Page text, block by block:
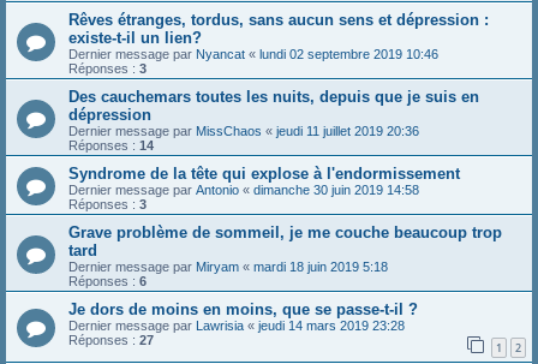
Rêves étranges, tordus, sans aucun sens et dépression :
existe-t-il un lien?
Dernier message par Nyancat « lundi 02 septembre 2019 10:46
Réponses : 3
Des cauchemars toutes les nuits, depuis que je suis en
dépression
Dernier message par MissChaos « jeudi 11 juillet 2019 20:36
Réponses : 14
Syndrome de la tête qui explose à l'endormissement
Dernier message par Antonio « dimanche 30 juin 2019 14:58
Réponses : 3
Grave problème de sommeil, je me couche beaucoup trop
tard
Dernier message par Miryam « mardi 18 juin 2019 5:18
Réponses : 6
Je dors de moins en moins, que se passe-t-il ?
Dernier message par Lawrisia « jeudi 14 mars 2019 23:28
Réponses : 27 1 2